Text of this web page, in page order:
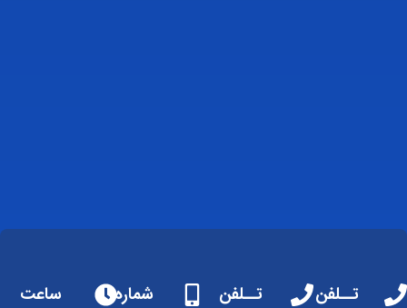
تــلفن
تــلفن
شماره
ساعت